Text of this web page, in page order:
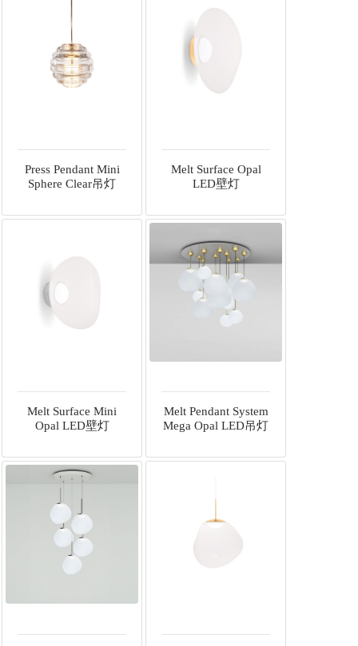
Press Pendant Mini
Sphere Clear吊灯
Melt Surface Opal
LED壁灯
Melt Surface Mini
Opal LED壁灯
Melt Pendant System
Mega Opal LED吊灯